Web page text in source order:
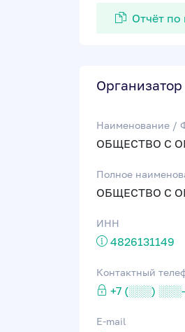
Отчёт
Организатор
Наименование /
ОБЩЕСТВО С
Полное
ОБЩЕСТВО С
ИНН
4826131149
Контактный
+7 (░░░)
E-mail